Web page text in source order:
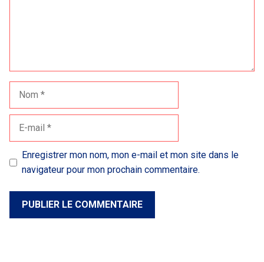
Nom
Enregistrer mon nom, mon e-mail et mon site dans le
navigateur pour mon prochain commentaire.